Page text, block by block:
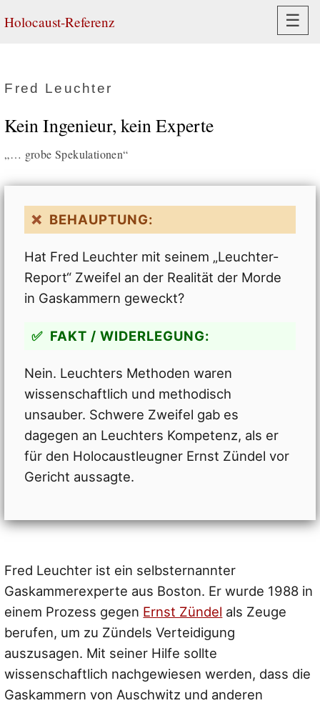
Holocaust-Referenz ☰
Fred Leuchter
Kein Ingenieur, kein Experte
„… grobe Spekulationen“
BEHAUPTUNG:
Hat Fred Leuchter mit seinem „Leuchter-
Report“ Zweifel an der Realität der Morde
in Gaskammern geweckt?
FAKT / WIDERLEGUNG:
Nein. Leuchters Methoden waren
wissenschaftlich und methodisch
unsauber. Schwere Zweifel gab es
dagegen an Leuchters Kompetenz, als er
für den Holocaustleugner Ernst Zündel vor
Gericht aussagte.
Fred Leuchter ist ein selbsternannter
Gaskammerexperte aus Boston. Er wurde 1988 in
einem Prozess gegen Ernst Zündel als Zeuge
berufen, um zu Zündels Verteidigung
auszusagen. Mit seiner Hilfe sollte
wissenschaftlich nachgewiesen werden, dass die
Gaskammern von Auschwitz und anderen